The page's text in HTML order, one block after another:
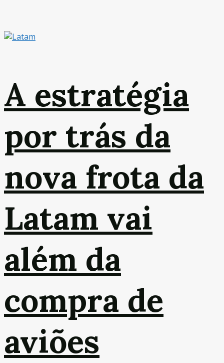
A estratégia
por trás da
nova frota da
Latam vai
além da
compra de
aviões